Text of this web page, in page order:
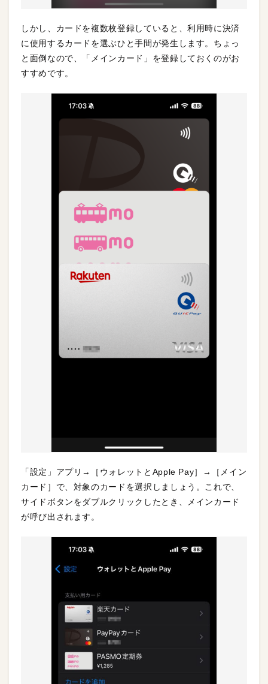
しかし、カードを複数枚登録していると、利用時に決済
に使用するカードを選ぶひと手間が発生します。ちょっ
と面倒なので、「メインカード」を登録しておくのがお
すすめです。
「設定」アプリ→［ウォレットとApple Pay］→［メイン
カード］で、対象のカードを選択しましょう。これで、
サイドボタンをダブルクリックしたとき、メインカード
が呼び出されます。